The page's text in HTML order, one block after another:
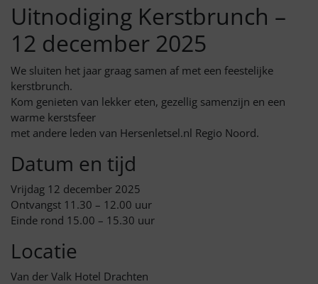
Uitnodiging Kerstbrunch –
12 december 2025
We sluiten het jaar graag samen af met een feestelijke
kerstbrunch.
Kom genieten van lekker eten, gezellig samenzijn en een
warme kerstsfeer
met andere leden van Hersenletsel.nl Regio Noord.
Datum en tijd
Vrijdag 12 december 2025
Ontvangst 11.30 – 12.00 uur
Einde rond 15.00 – 15.30 uur
Locatie
Van der Valk Hotel Drachten